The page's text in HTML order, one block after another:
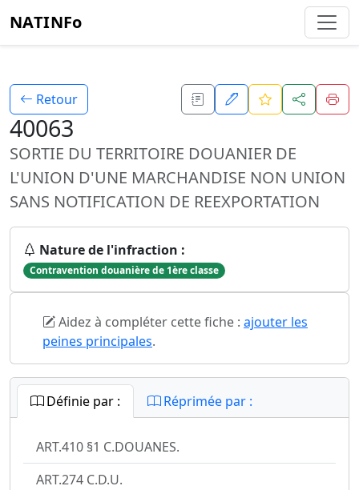
NATINFo
Retour
40063
SORTIE DU TERRITOIRE DOUANIER DE
L'UNION D'UNE MARCHANDISE NON UNION
SANS NOTIFICATION DE REEXPORTATION
Nature de l'infraction :
Contravention douanière de 1ère classe
Aidez à compléter cette fiche : ajouter les
peines principales.
Définie par : Réprimée par :
ART.410 §1 C.DOUANES.
ART.274 C.D.U.